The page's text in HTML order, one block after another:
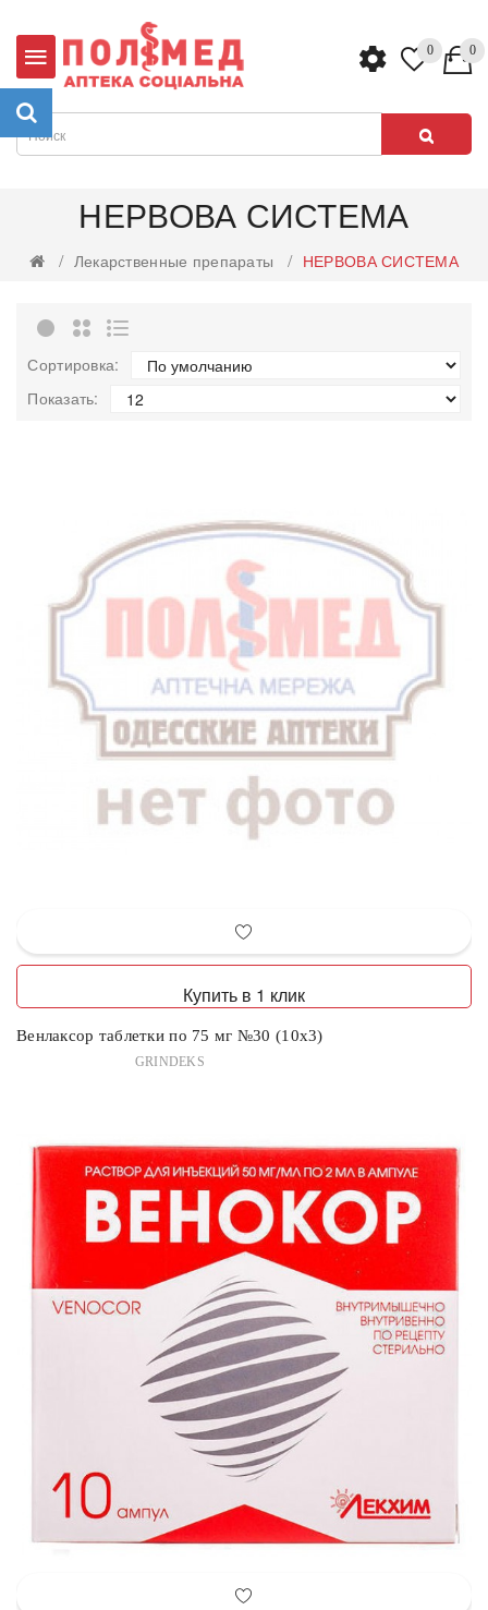
0 0
НЕРВОВА СИСТЕМА
Лекарственные препараты НЕРВОВА СИСТЕМА
Сортировка:
Показать:
Купить в 1 клик
Венлаксор таблетки по 75 мг №30 (10х3)
GRINDEKS